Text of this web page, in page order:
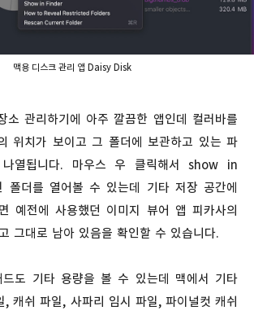
맥용 디스크 관리 앱 Daisy Disk
소 관리하기에 아주 깔끔한 앱인데 컬러바를
위치가 보이고 그 폴더에 보관하고 있는 파
나열됩니다. 마우스 우 클릭해서 show in
폴더를 열어볼 수 있는데 기타 저장 공간에
예전에 사용했던 이미지 뷰어 앱 피카사의
그대로 남아 있음을 확인할 수 있습니다.
드도 기타 용량을 볼 수 있는데 맥에서 기타
캐쉬 파일, 사파리 임시 파일, 파이널컷 캐쉬